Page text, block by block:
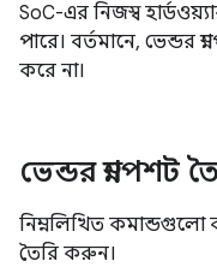
SoC-এর নিজস্ব
পারে। বর্তমানে, ভেন্ডর
করে না।
ভেন্ডর স্ন্যাপশট
নিম্নলিখিত কমান্ডগুলো
তৈরি করুন।